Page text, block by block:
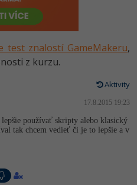
SEO
test znalostí GameMakeru,
z kurzu.
Aktivity
17.8.2015 19:23
používať skripty alebo klasický
tak chcem vedieť či je to lepšie a v